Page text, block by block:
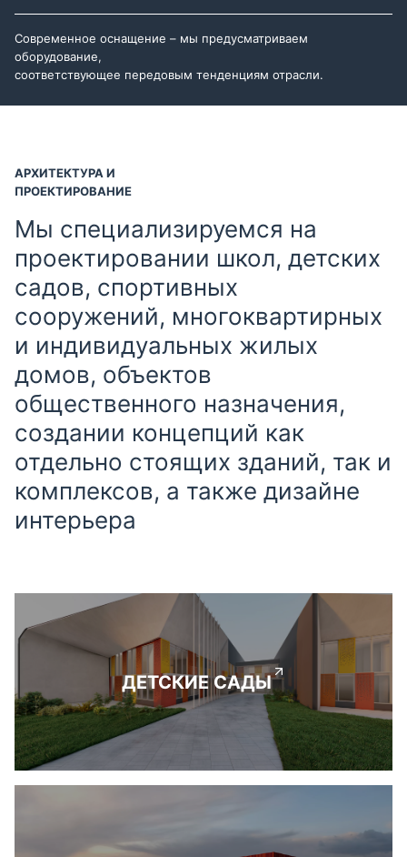
Современное оснащение – мы предусматриваем
оборудование,
соответствующее передовым тенденциям отрасли.
АРХИТЕКТУРА И
ПРОЕКТИРОВАНИЕ
Мы специализируемся на
проектировании школ, детских
садов, спортивных
сооружений, многоквартирных
и индивидуальных жилых
домов, объектов
общественного назначения,
создании концепций как
отдельно стоящих зданий, так и
комплексов, а также дизайне
интерьера
ДЕТСКИЕ САДЫ